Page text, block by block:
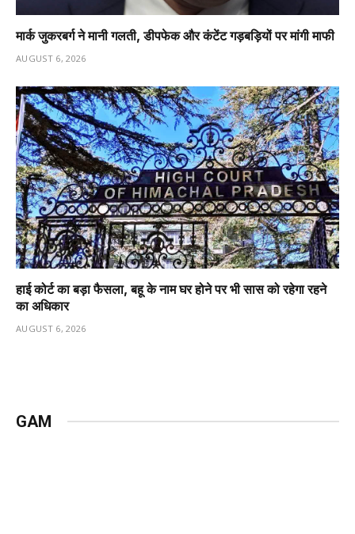
मार्क जुकरबर्ग ने मानी गलती, डीपफेक और कंटेंट गड़बड़ियों पर मांगी माफी
AUGUST 6, 2026
हाई कोर्ट का बड़ा फैसला, बहू के नाम घर होने पर भी सास को रहेगा रहने
का अधिकार
AUGUST 6, 2026
GAM